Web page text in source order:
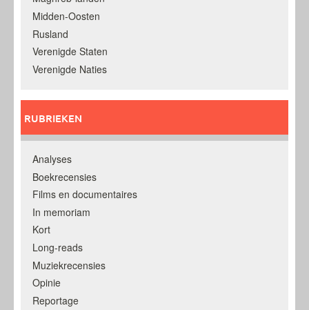
Midden-Oosten
Rusland
Verenigde Staten
Verenigde Naties
RUBRIEKEN
Analyses
Boekrecensies
Films en documentaires
In memoriam
Kort
Long-reads
Muziekrecensies
Opinie
Reportage